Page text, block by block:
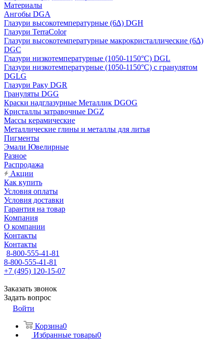
Материалы
Ангобы DGA
Глазури высокотемпературные (6∆) DGH
Глазури TerraColor
Глазури высокотемпературные макрокристаллические (6∆)
DGC
Глазури низкотемпературные (1050-1150°С) DGL
Глазури низкотемпературные (1050-1150°С) с гранулятом
DGLG
Глазури Раку DGR
Грануляты DGG
Краски надглазурные Металлик DGOG
Кристаллы затравочные DGZ
Массы керамические
Металлические глины и металлы для литья
Пигменты
Эмали Ювелирные
Разное
Распродажа
Акции
Как купить
Условия оплаты
Условия доставки
Гарантия на товар
Компания
О компании
Контакты
Контакты
8-800-555-41-81
8-800-555-41-81
+7 (495) 120-15-07
Заказать звонок
Задать вопрос
Войти
Корзина0
Избранные товары0